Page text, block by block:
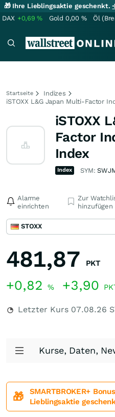
🎁 Ihre Lieblingsaktie geschenkt.
DAX +0,69% Gold 0,00 % Öl
Startseite
Indizes
iSTOXX L&G Japan Multi-Factor
iSTOXX
Factor
Index
Index SYM:
Alarme
einrichten
Zur
hinzufügen
STOXX
481,87 PKT
+0,82 % +3,90
Letzter Kurs 07.08.26
Kurse, Daten,
🎁
SMARTBROKER+
Lieblingsaktie